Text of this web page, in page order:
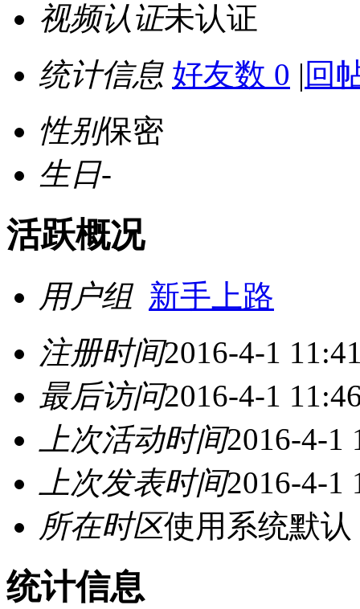
视频认证未认证
统计信息 好友数 0 | 回
性别保密
生日-
活跃概况
用户组 新手上路
注册时间2016-4-1
最后访问2016-4-1
上次活动时间2016-4-1
上次发表时间2016-4-1
所在时区使用系统默认
统计信息